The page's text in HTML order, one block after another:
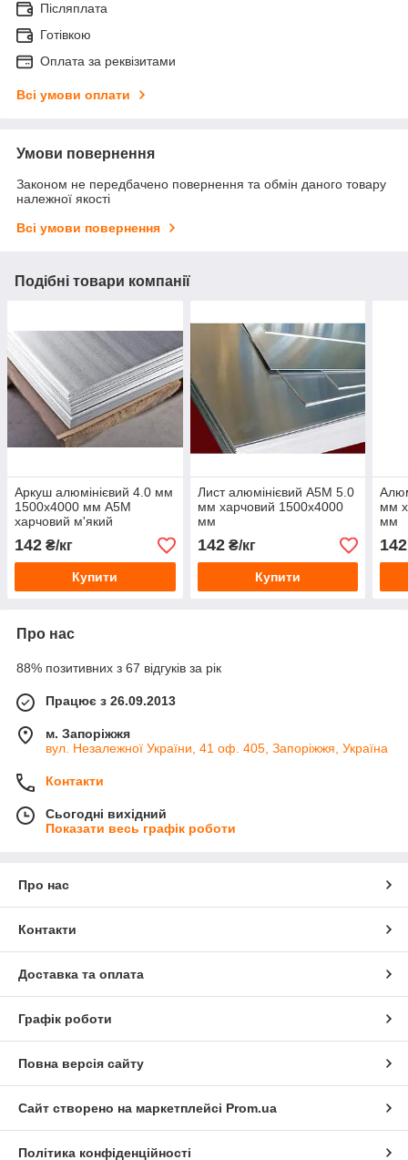
Післяплата
Готівкою
Оплата за реквізитами
Всі умови оплати
Умови повернення
Законом не передбачено повернення та обмін даного товару
належної якості
Всі умови повернення
Подібні товари компанії
Аркуш алюмінієвий 4.0 мм
1500х4000 мм А5М
харчовий м'який
142 ₴/кг
Купити
Лист алюмінієвий А5М 5.0
мм харчовий 1500х4000
мм
142₴/кг
Купити
мм
мм
142
Про нас
88% позитивних з 67 відгуків за рік
Працює з 26.09.2013
м. Запоріжжя
вул. Незалежної України, 41 оф. 405, Запоріжжя, Україна
Контакти
Сьогодні вихідний
Показати весь графік роботи
Про нас
Контакти
Доставка та оплата
Графік роботи
Повна версія сайту
Сайт створено на маркетплейсі Prom.ua
Політика конфіденційності